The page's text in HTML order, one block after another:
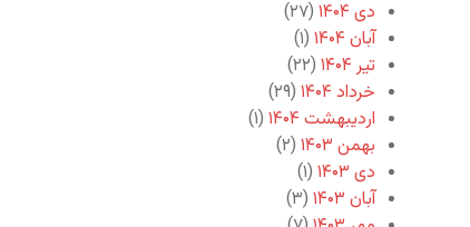
دی ۱۴۰۴
(۲۷)
آبان ۱۴۰۴
(۱)
تیر ۱۴۰۴
(۲۲)
خرداد ۱۴۰۴
(۲۹)
اردیبهشت ۱۴۰۴
(۱)
بهمن ۱۴۰۳
(۲)
دی ۱۴۰۳
(۱)
آبان ۱۴۰۳
(۳)